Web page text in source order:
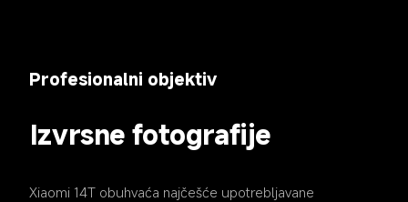
Profesionalni objektiv
Izvrsne fotografije
Xiaomi 14T obuhvaća najčešće upotrebljavane